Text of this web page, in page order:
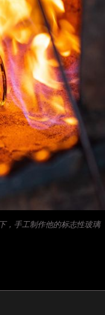
手工制作他的标志性玻璃